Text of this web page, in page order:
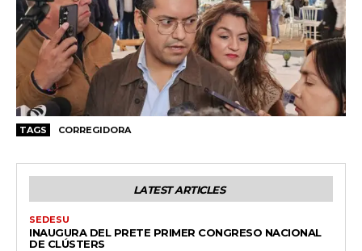
TAGS CORREGIDORA
LATEST ARTICLES
SEDESU
INAUGURA DEL PRETE PRIMER CONGRESO NACIONAL
DE CLÚSTERS